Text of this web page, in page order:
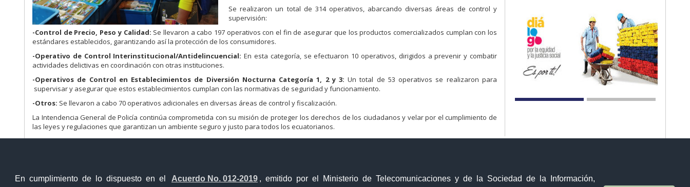
En cumplimiento de lo dispuesto en el Acuerdo No. 012-2019 , emitido por el Ministerio de Telecomunicaciones y de la Sociedad de la Información,
Se realizaron un total de 314 operativos, abarcando diversas áreas de control y
supervisión:
-Control de Precio, Peso y Calidad: Se llevaron a cabo 197 operativos con el fin de asegurar que los productos comercializados cumplan con los
estándares establecidos, garantizando así la protección de los consumidores.
-Operativo de Control Interinstitucional/Antidelincuencial: En esta categoría, se efectuaron 10 operativos, dirigidos a prevenir y combatir
actividades delictivas en coordinación con otras instituciones.
-Operativos de Control en Establecimientos de Diversión Nocturna Categoría 1, 2 y 3: Un total de 53 operativos se realizaron para
supervisar y asegurar que estos establecimientos cumplan con las normativas de seguridad y funcionamiento.
-Otros: Se llevaron a cabo 70 operativos adicionales en diversas áreas de control y fiscalización.
La Intendencia General de Policía continúa comprometida con su misión de proteger los derechos de los ciudadanos y velar por el cumplimiento de
las leyes y regulaciones que garantizan un ambiente seguro y justo para todos los ecuatorianos.